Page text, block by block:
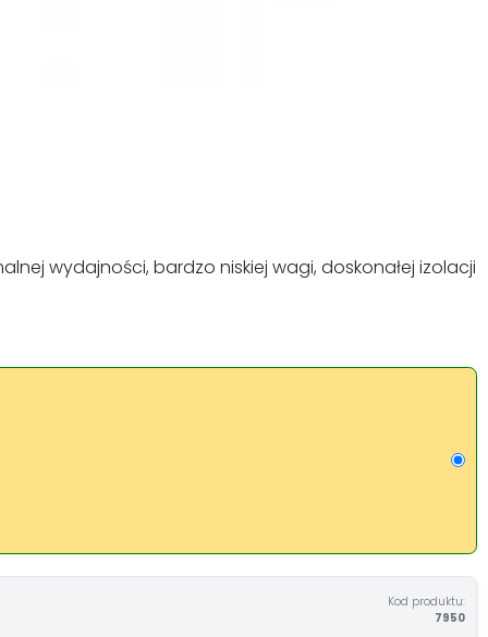
wydajności, bardzo niskiej wagi, doskonałej izolacji
Kod produktu:
7950